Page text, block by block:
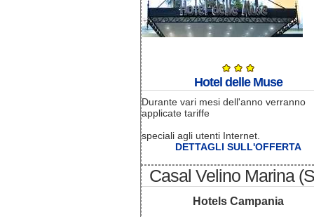
Hotel delle Muse
Durante vari mesi dell'anno verranno
applicate tariffe
speciali agli utenti Internet.
DETTAGLI SULL'OFFERTA
Casal Velino Marina
Hotels Campania